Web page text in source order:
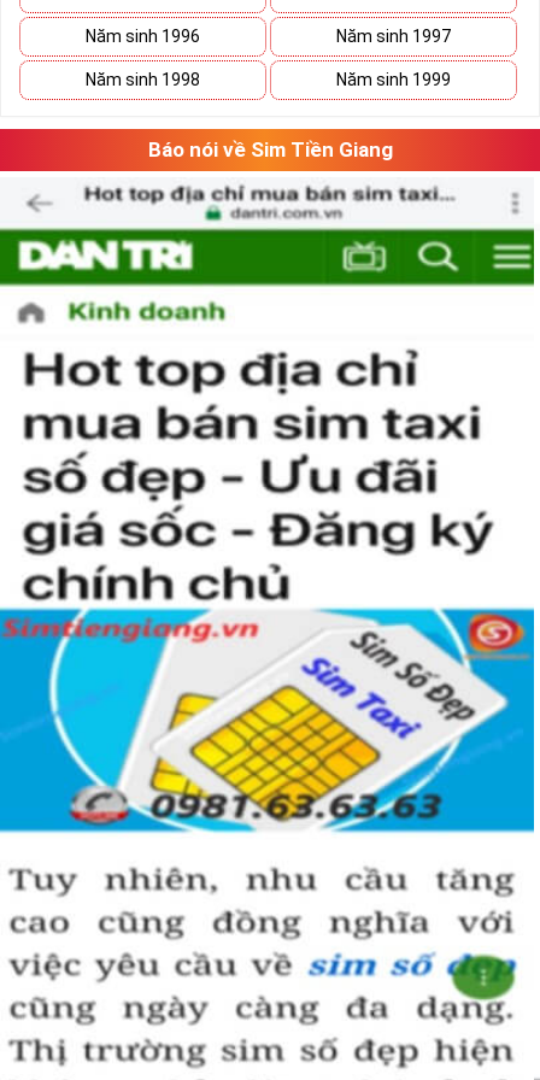
lúcthănglúctrầmnhưng họ sẽ tìm thấy con đường phát triển vững
bền của mình.
Tại sao nên sở hữu sim ngũ quý 5?
Sim ngũ quý 5 được nhiều người quan tâm vì con số 5 được
coi là số của Phúc, của Vàng, của Vua nên được nhiều người
yêu thích và chọn lựa.
Vì vậy
sim số đẹpđuôi 55555thể hiện được ước vọng về sự
hoà hợp, bình an, sinh sôi, làm việc gì cũng thuận lợi và tiến
đến vị trí cao nhất. Số 5 là con số của đời người, thể hiện sự
bình yên, hạnh phúc.
+ Khi nhìn vào số
sim ngũ quý 5
của bạn, người ta sẽ biết được bạn
là người cẩn thận, là người có địa vị và thành công trong cuộc
sống.
+ Khi sử dụng
sim số đẹp đuôi 55555để kinh doanh, làm ăn sẽ tạo
dựng được niềm tin, sự tin tưởng với đối tác,…
+ Sử dụngsim ngũ quý 5cũng giúp bạn tự tin hơn trong cuộc
sống, với các mối quan hệ xã hội khác.
Những phân tích chuyên sâu về ý nghĩa của dòng
sim ngũ
quý 5 xét theo nhiều khía cạch, đã đủ trả lời cho câu hỏi “Lý
do nên sở hữu sim ngũ quý 5 này
, Có thể khẳng định, đây là
dòng sim số đẹp được khuyên dùng cho giới làm ăn, kinh
doanh, dân công chức, văn phòng thậm chí là các doanh
nhân thành đạt.
Hướng dẫn mua Sim Ngũ Quý 5 tại
Năm sinh 1996 Năm sinh 1997
Năm sinh 1998 Năm sinh 1999
Báo nói về Sim Tiền Giang